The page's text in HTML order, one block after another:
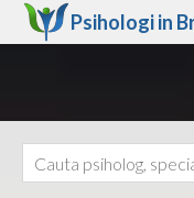
Psihologi in